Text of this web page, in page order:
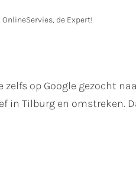
de Expert!
op Google gezocht
in Tilburg en omstreken.